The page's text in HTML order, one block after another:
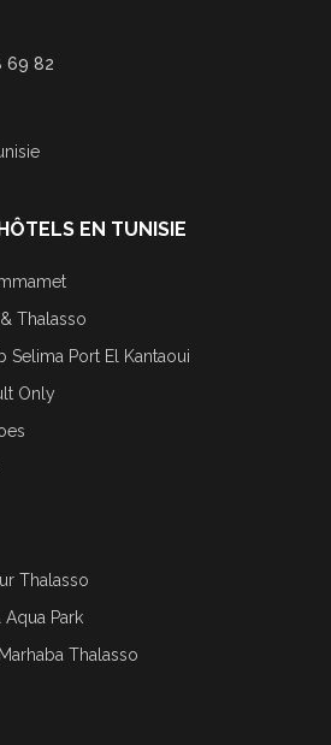
69 82
EN TUNISIE
Thalasso
Selima Port El Kantaoui
Only
Thalasso
Park
Thalasso